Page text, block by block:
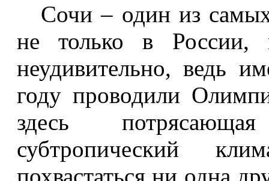
Сочи – один из
не только в
неудивительно, ведь
году проводили
здесь
субтропический
похвастаться ни одна